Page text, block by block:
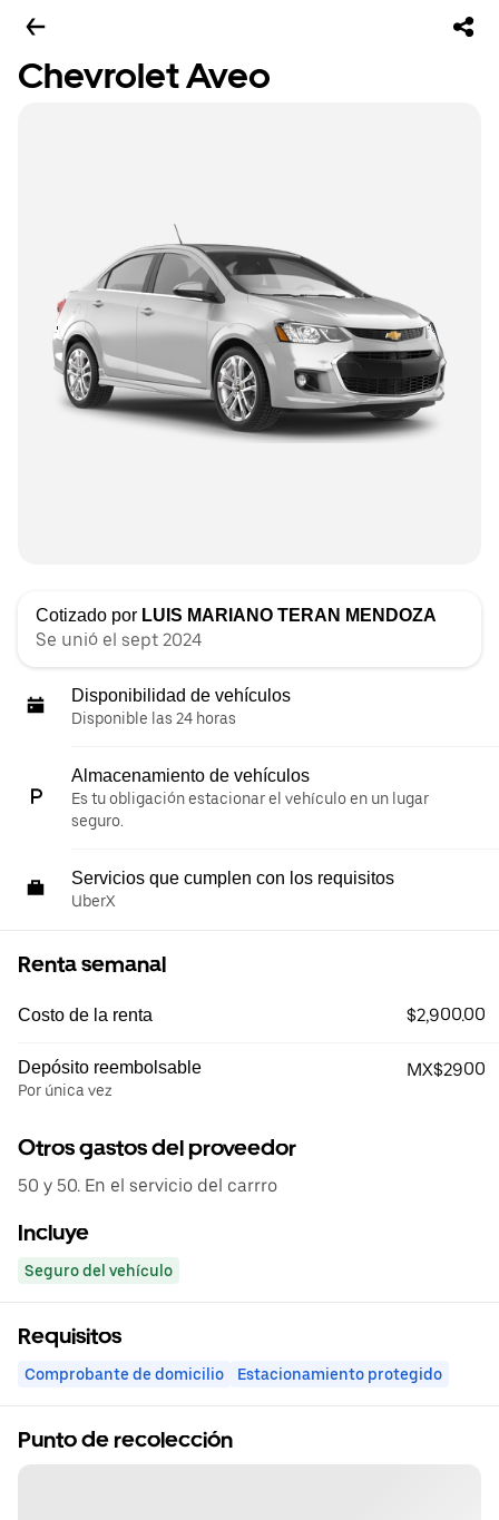
Chevrolet Aveo
Cotizado por LUIS MARIANO TERAN MENDOZA
Se unió el sept 2024
Disponibilidad de vehículos
Disponible las 24 horas
Almacenamiento de vehículos
Es tu obligación estacionar el vehículo en un lugar
seguro.
Servicios que cumplen con los requisitos
UberX
Renta semanal
Costo de la renta $2,900.00
Depósito reembolsable
Por única vez
MX$2900
Otros gastos del proveedor
50 y 50. En el servicio del carrro
Incluye
Seguro del vehículo
Requisitos
Comprobante de domicilio Estacionamiento protegido
Punto de recolección